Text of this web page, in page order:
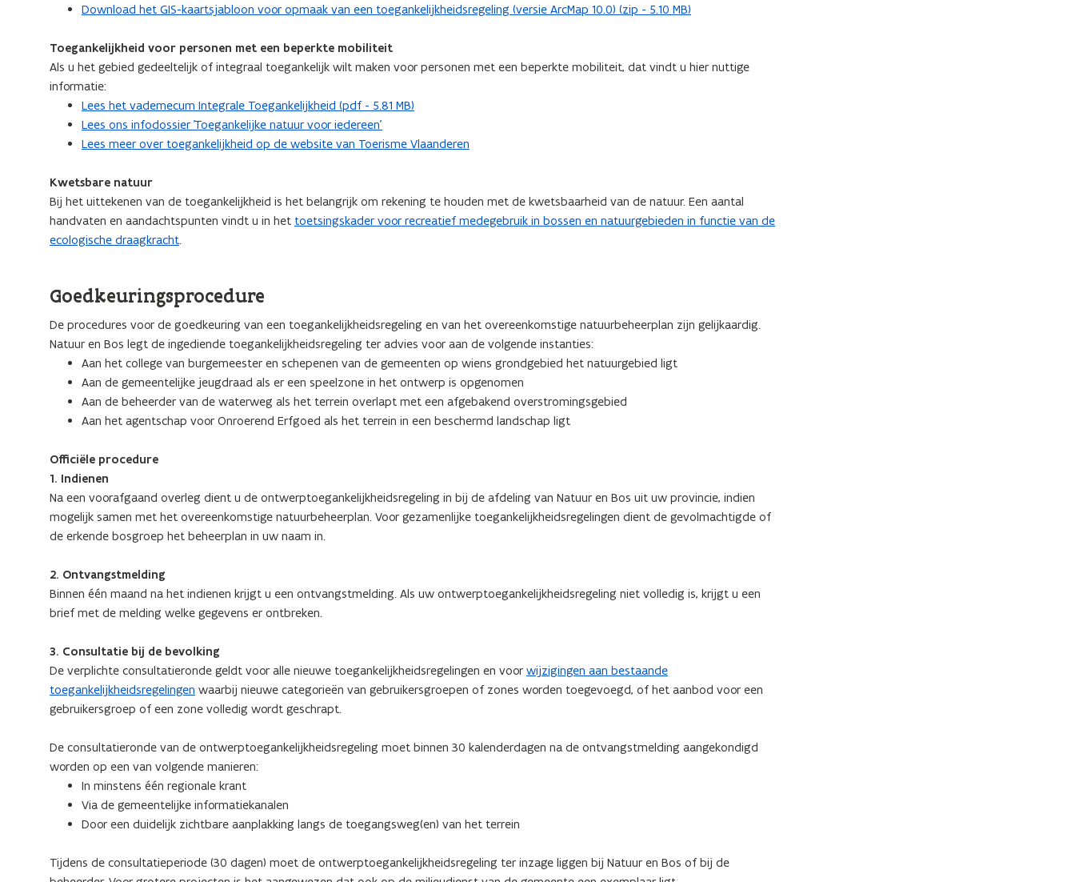
Download het GIS-kaartsjabloon voor opmaak van een toegankelijkheidsregeling (versie ArcMap 10.0) (zip - 5.10 MB)
Toegankelijkheid voor personen met een beperkte mobiliteit
Als u het gebied gedeeltelijk of integraal toegankelijk wilt maken voor personen met een beperkte mobiliteit, dat vindt u hier nuttige
informatie:
Lees het vademecum Integrale Toegankelijkheid (pdf - 5.81 MB)
Lees ons infodossier 'Toegankelijke natuur voor iedereen'
Lees meer over toegankelijkheid op de website van Toerisme Vlaanderen
Kwetsbare natuur
Bij het uittekenen van de toegankelijkheid is het belangrijk om rekening te houden met de kwetsbaarheid van de natuur. Een aantal
handvaten en aandachtspunten vindt u in het toetsingskader voor recreatief medegebruik in bossen en natuurgebieden in functie van de
ecologische draagkracht.
Goedkeuringsprocedure
De procedures voor de goedkeuring van een toegankelijkheidsregeling en van het overeenkomstige natuurbeheerplan zijn gelijkaardig.
Natuur en Bos legt de ingediende toegankelijkheidsregeling ter advies voor aan de volgende instanties:
Aan het college van burgemeester en schepenen van de gemeenten op wiens grondgebied het natuurgebied ligt
Aan de gemeentelijke jeugdraad als er een speelzone in het ontwerp is opgenomen
Aan de beheerder van de waterweg als het terrein overlapt met een afgebakend overstromingsgebied
Aan het agentschap voor Onroerend Erfgoed als het terrein in een beschermd landschap ligt
Officiële procedure
1. Indienen
Na een voorafgaand overleg dient u de ontwerptoegankelijkheidsregeling in bij de afdeling van Natuur en Bos uit uw provincie, indien
mogelijk samen met het overeenkomstige natuurbeheerplan. Voor gezamenlijke toegankelijkheidsregelingen dient de gevolmachtigde of
de erkende bosgroep het beheerplan in uw naam in.
2. Ontvangstmelding
Binnen één maand na het indienen krijgt u een ontvangstmelding. Als uw ontwerptoegankelijkheidsregeling niet volledig is, krijgt u een
brief met de melding welke gegevens er ontbreken.
3. Consultatie bij de bevolking
De verplichte consultatieronde geldt voor alle nieuwe toegankelijkheidsregelingen en voor wijzigingen aan bestaande
toegankelijkheidsregelingen waarbij nieuwe categorieën van gebruikersgroepen of zones worden toegevoegd, of het aanbod voor een
gebruikersgroep of een zone volledig wordt geschrapt.
De consultatieronde van de ontwerptoegankelijkheidsregeling moet binnen 30 kalenderdagen na de ontvangstmelding aangekondigd
worden op een van volgende manieren:
In minstens één regionale krant
Via de gemeentelijke informatiekanalen
Door een duidelijk zichtbare aanplakking langs de toegangsweg(en) van het terrein
Tijdens de consultatieperiode (30 dagen) moet de ontwerptoegankelijkheidsregeling ter inzage liggen bij Natuur en Bos of bij de